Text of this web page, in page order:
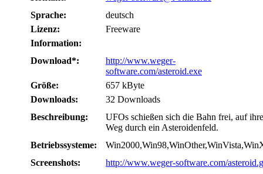
Sprache:
deutsch
Lizenz:
Freeware
Information:
Download*:
http://www.weger-
software.com/asteroid.exe
Größe:
657 kByte
Downloads:
32 Downloads
Beschreibung:
UFOs schießen sich die Bahn frei, auf
Weg durch ein Asteroidenfeld.
Betriebssysteme:
Screenshots:
http://www.weger-software.com/